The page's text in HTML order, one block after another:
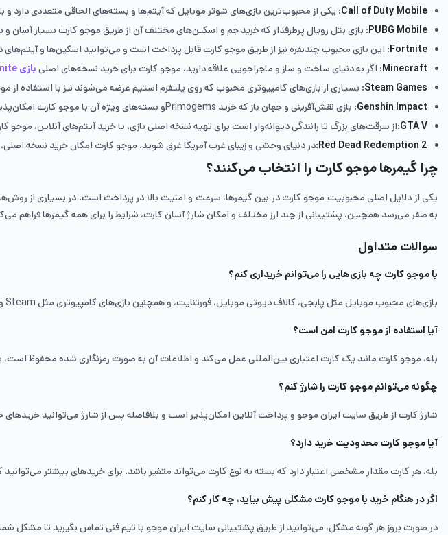
Call of Duty Mobile: یکی از محبوب‌ترین بازی‌های شوتر موبایل که آیتم‌ها و بسته‌های الحاقی متعددی دارد
PUBG Mobile: بازی بتل رویال پرطرفدار که خرید جم و اسکین‌های مختلف آن از طریق موجو کارت بسیار آسان
Fortnite: این بازی محبوب چندنفره نیز از طریق موجو کارت قابل پرداخت است و می‌توانید اسکین‌ها و آیتم‌های
Minecraft: اگر به دنیای ساخت و ساز و ماجراجویی علاقه دارید، موجو کارت برای خرید نسخه‌های اصلی بازی Fortnite
Steam Games: بسیاری از بازی‌های کامپیوتری محبوب که روی پلتفرم استیم عرضه می‌شوند نیز با استفاده از
Genshin Impact: بازی نقش‌آفرینی و جهان باز که خرید Primogemsو بسته‌های ویژه آن با موجو کارت امکان‌پذیر است.
GTA V:از سرقت‌های بزرگ تا رانندگی دیوانه‌وار است برای تهیه نسخه اصلی بازی، یا خرید آیتم‌های آنلاین،
Red Dead Redemption 2:در دنیای وحشی و زیبای غرب آمریکا غرق شوید. موجو کارت امکان خرید نسخه
چرا گیمرها موجو کارت را انتخاب می‌کنند؟
یکی از دلایل اصلی محبوبیت موجو کارت در بین گیمرها، سرعت و امنیت بالا در پرداخت است. در بسیاری از
به صفر می‌رسد همچنین، پشتیبانی از چند ارز مختلف و امکان شارژ آسان کارت، شرایط را برای همه گیمرها فراهم
سوالات متداول
با موجو کارت چه بازی‌هایی را می‌توانم خریداری کنم؟
بازی‌های محبوب موبایل مثل پابجی، کالاف دیوتی موبایل، فورتنایت، و همچنین بازی‌های کامپیوتری مثل Steam و Epic Games را می‌توانید به راحتی خریداری کنید.
آیا استفاده از موجو کارت امن است؟
بله، موجو کارت مانند یک کارت اعتباری بین‌المللی عمل می‌کند و اطلاعات آن به صورت رمزنگاری شده محفوظ است،
چگونه می‌توانم موجو کارت را شارژ کنم؟
شارژ کارت از طریق سایت ایران موجو و پرداخت آنلاین امکان‌پذیر است و بلافاصله پس از شارژ می‌توانید خریدهای
آیا موجو کارت محدودیت خرید دارد؟
بله، هر کارت مقدار مشخصی اعتبار دارد که بسته به نوع کارت می‌تواند متغیر باشد. برای خریدهای بیشتر می‌توانید
اگر در هنگام خرید با موجو کارت مشکلی پیش بیاید، چه کار کنم؟
در صورت بروز هر گونه مشکل، می‌توانید از طریق پشتیبانی سایت ایران موجو با تیم فنی تماس بگیرید تا مشکل